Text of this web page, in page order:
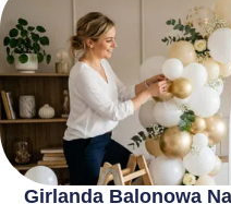
Girlanda Balonowa